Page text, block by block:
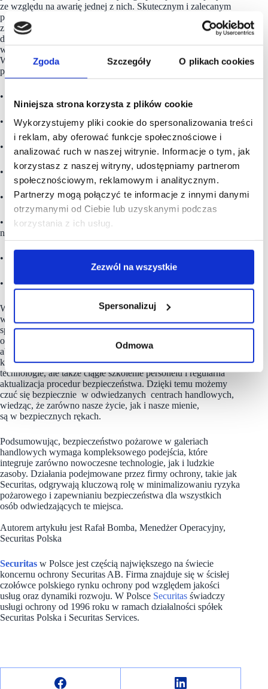
Zgoda Szczegóły O plikach cookies
Niniejsza strona korzysta z plików cookie
Wykorzystujemy pliki cookie do spersonalizowania treści
i reklam, aby oferować funkcje społecznościowe i
analizować ruch w naszej witrynie. Informacje o tym, jak
korzystasz z naszej witryny, udostępniamy partnerom
społecznościowym, reklamowym i analitycznym.
Partnerzy mogą połączyć te informacje z innymi danymi
otrzymanymi od Ciebie lub uzyskanymi podczas
korzystania z ich usług.
Zezwól na wszystkie
Spersonalizuj
Odmowa
ze względu na awarię jednej z nich. Skutecznym i zalecanym
przez Securitas sposobem na zidentyfikowanie zagrożeń
z zakresu bezpieczeństwa pożarowego jest przeprowadzanie
dedykowanych i cyklicznych audytów z zakresu spełnienia
wymagań ochrony przeciwpożarowej dla danego obiektu.
W ramach przeprowadzanej oceny stanu bezpieczeństwa
pożarowego, sprawdzeniu powinny podlegać:
• sprawność systemów SSP,
• organizacja ochrony ppoż,
• warunki ewakuacji,
• wyposażenie w podręczny sprzęt gaśniczy,
• stan techniczny instalacji elektrycznej, odgromowej i gazowej,
• magazynowanie i składowanie materiałów, w tym
niebezpiecznych pożarowo,
• drogi pożarowe i dojazdy do budynków,
• prace niebezpieczne pod względem pożarowym.
Wraz z rosnącym wykorzystaniem sztucznej inteligencji
w bezpieczeństwie pożarowym centrów handlowych, możemy
spodziewać się dalszego zmniejszenia ryzyka pożarowego
oraz zwiększenia efektywności działań ratunkowych. Jednakże,
aby zagwarantować pełną skuteczność tych systemów,
konieczne jest nie tylko inwestowanie w nowoczesne
technologie, ale także ciągłe szkolenie personelu i regularna
aktualizacja procedur bezpieczeństwa. Dzięki temu możemy
czuć się bezpiecznie w odwiedzanych centrach handlowych,
wiedząc, że zarówno nasze życie, jak i nasze mienie,
są w bezpiecznych rękach.
Podsumowując, bezpieczeństwo pożarowe w galeriach
handlowych wymaga kompleksowego podejścia, które
integruje zarówno nowoczesne technologie, jak i ludzkie
zasoby. Działania podejmowane przez firmy ochrony, takie jak
Securitas, odgrywają kluczową rolę w minimalizowaniu ryzyka
pożarowego i zapewnianiu bezpieczeństwa dla wszystkich
osób odwiedzających te miejsca.
Autorem artykułu jest Rafał Bomba, Menedżer Operacyjny,
Securitas Polska
Securitas w Polsce jest częścią największego na świecie
koncernu ochrony Securitas AB. Firma znajduje się w ścisłej
czołówce polskiego rynku ochrony pod względem jakości
usług oraz dynamiki rozwoju. W Polsce Securitas świadczy
usługi ochrony od 1996 roku w ramach działalności spółek
Securitas Polska i Securitas Services.